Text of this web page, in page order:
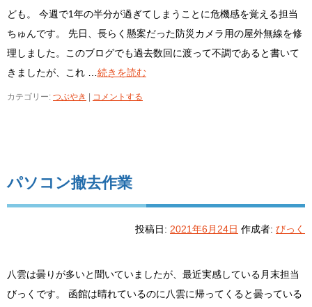
ども。 今週で1年の半分が過ぎてしまうことに危機感を覚える担当
ちゅんです。 先日、長らく懸案だった防災カメラ用の屋外無線を修
理しました。このブログでも過去数回に渡って不調であると書いて
きましたが、これ … 続きを読む
カテゴリー: つぶやき コメントする
パソコン撤去作業
投稿日: 2021年6月24日 作成者: びっく
八雲は曇りが多いと聞いていましたが、最近実感している月末担当
びっくです。 函館は晴れているのに八雲に帰ってくると曇っている